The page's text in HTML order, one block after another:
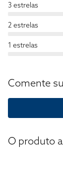
3 estrelas
2 estrelas
1 estrelas
Comente
O produto